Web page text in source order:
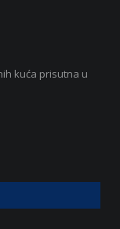
kuća prisutna u